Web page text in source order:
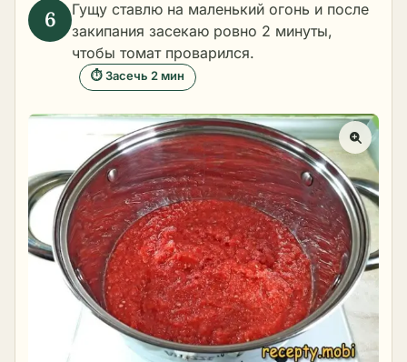
Гущу ставлю на маленький огонь и после
закипания засекаю ровно 2 минуты,
чтобы томат проварился.
⏱ Засечь 2 мин